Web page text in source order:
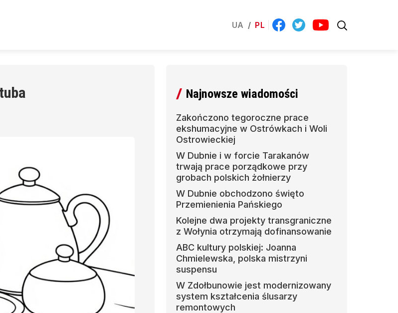
UA / PL
Najnowsze wiadomości
Zakończono tegoroczne prace
ekshumacyjne w Ostrówkach i Woli
Ostrowieckiej
W Dubnie i w forcie Tarakanów
trwają prace porządkowe przy
grobach polskich żołnierzy
W Dubnie obchodzono święto
Przemienienia Pańskiego
Kolejne dwa projekty transgraniczne
z Wołynia otrzymają dofinansowanie
ABC kultury polskiej: Joanna
Chmielewska, polska mistrzyni
suspensu
W Zdołbunowie jest modernizowany
system kształcenia ślusarzy
remontowych